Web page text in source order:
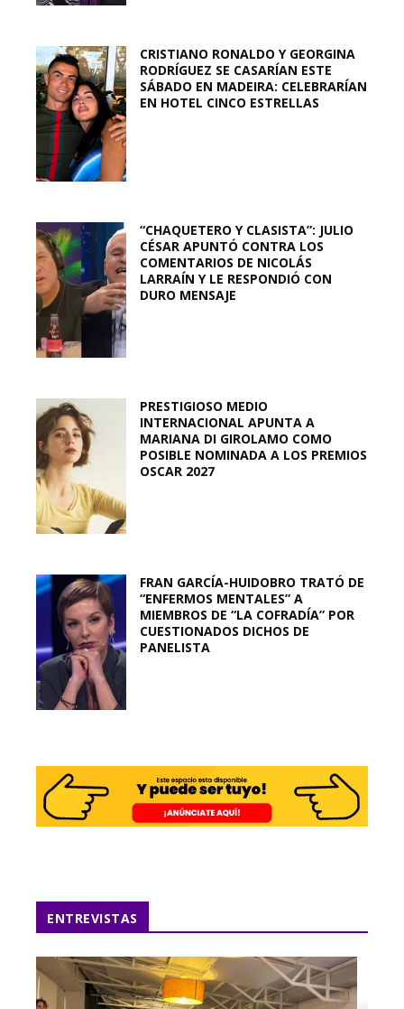
CRISTIANO RONALDO Y GEORGINA
RODRÍGUEZ SE CASARÍAN ESTE
SÁBADO EN MADEIRA: CELEBRARÍAN
EN HOTEL CINCO ESTRELLAS
“CHAQUETERO Y CLASISTA”: JULIO
CÉSAR APUNTÓ CONTRA LOS
COMENTARIOS DE NICOLÁS
LARRAÍN Y LE RESPONDIÓ CON
DURO MENSAJE
PRESTIGIOSO MEDIO
INTERNACIONAL APUNTA A
MARIANA DI GIROLAMO COMO
POSIBLE NOMINADA A LOS PREMIOS
OSCAR 2027
FRAN GARCÍA-HUIDOBRO TRATÓ DE
“ENFERMOS MENTALES” A
MIEMBROS DE “LA COFRADÍA” POR
CUESTIONADOS DICHOS DE
PANELISTA
ENTREVISTAS